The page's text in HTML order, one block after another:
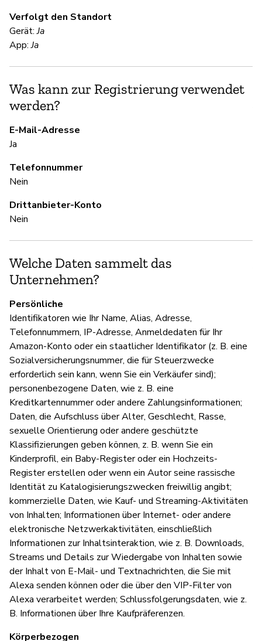
Verfolgt den Standort
Gerät:Ja
App:Ja
Was kann zur Registrierung verwendet
werden?
E-Mail-Adresse
Ja
Telefonnummer
Nein
Drittanbieter-Konto
Nein
Welche Daten sammelt das
Unternehmen?
Persönliche
Identifikatoren wie Ihr Name, Alias, Adresse,
Telefonnummern, IP-Adresse, Anmeldedaten für Ihr
Amazon-Konto oder ein staatlicher Identifikator (z. B. eine
Sozialversicherungsnummer, die für Steuerzwecke
erforderlich sein kann, wenn Sie ein Verkäufer sind);
personenbezogene Daten, wie z. B. eine
Kreditkartennummer oder andere Zahlungsinformationen;
Daten, die Aufschluss über Alter, Geschlecht, Rasse,
sexuelle Orientierung oder andere geschützte
Klassifizierungen geben können, z. B. wenn Sie ein
Kinderprofil, ein Baby-Register oder ein Hochzeits-
Register erstellen oder wenn ein Autor seine rassische
Identität zu Katalogisierungszwecken freiwillig angibt;
kommerzielle Daten, wie Kauf- und Streaming-Aktivitäten
von Inhalten; Informationen über Internet- oder andere
elektronische Netzwerkaktivitäten, einschließlich
Informationen zur Inhaltsinteraktion, wie z. B. Downloads,
Streams und Details zur Wiedergabe von Inhalten sowie
der Inhalt von E-Mail- und Textnachrichten, die Sie mit
Alexa senden können oder die über den VIP-Filter von
Alexa verarbeitet werden; Schlussfolgerungsdaten, wie z.
B. Informationen über Ihre Kaufpräferenzen.
Körperbezogen